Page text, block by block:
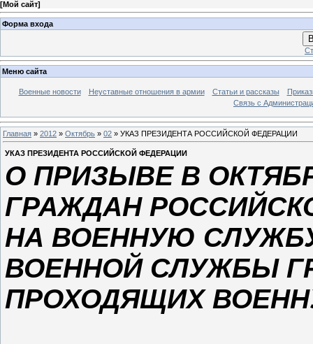
[Мой сайт]
Форма входа
Меню сайта
Военные новости Неуставные отношения в армии Статьи и рассказы
Связь с
Главная » 2012 » Октябрь » 02 » УКАЗ ПРЕЗИДЕНТА РОССИЙСКОЙ ФЕДЕРАЦИИ
УКАЗ ПРЕЗИДЕНТА РОССИЙСКОЙ ФЕДЕРАЦИИ
О ПРИЗЫВЕ В
ГРАЖДАН
НА ВОЕННУЮ
ВОЕННОЙ СЛУЖБЫ
ПРОХОДЯЩИХ